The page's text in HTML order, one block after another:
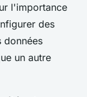
l'importance
des
données
un autre